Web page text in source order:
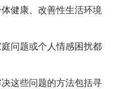
健康、改善性生活环境
问题或个人情感困扰都
决这些问题的方法包括寻